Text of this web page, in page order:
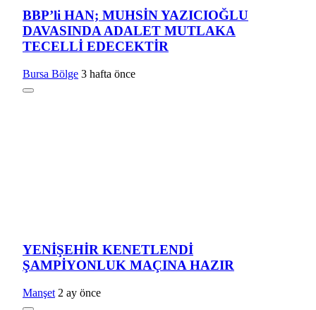
BBP’li HAN; MUHSİN YAZICIOĞLU
DAVASINDA ADALET MUTLAKA
TECELLİ EDECEKTİR
Bursa Bölge 3 hafta önce
YENİŞEHİR KENETLENDİ
ŞAMPİYONLUK MAÇINA HAZIR
Manşet 2 ay önce